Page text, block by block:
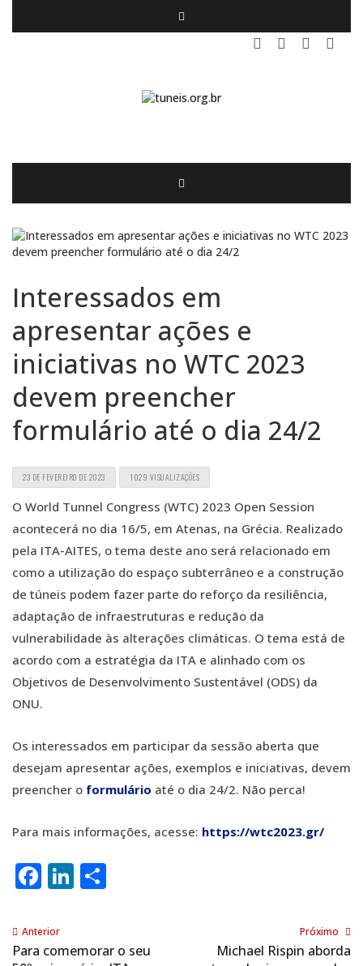
Interessados em
apresentar ações e
iniciativas no WTC 2023
devem preencher
formulário até o dia 24/2
23 DE FEVEREIRO DE 2023 1029 VISUALIZAÇÕES
O World Tunnel Congress (WTC) 2023 Open Session
acontecerá no dia 16/5, em Atenas, na Grécia. Realizado
pela ITA-AITES, o tema deste ano será relacionado em
como a utilização do espaço subterrâneo e a construção
de túneis podem fazer parte do reforço da resiliência,
adaptação de infraestruturas e redução da
vulnerabilidade às alterações climáticas. O tema está de
acordo com a estratégia da ITA e alinhado com os
Objetivos de Desenvolvimento Sustentável (ODS) da
ONU.
Os interessados em participar da sessão aberta que
desejam apresentar ações, exemplos e iniciativas, devem
preencher o formulário até o dia 24/2. Não perca!
Para mais informações, acesse: https://wtc2023.gr/
Facebook
LinkedIn
Anterior
Para comemorar o seu
Próximo
Michael Rispin aborda